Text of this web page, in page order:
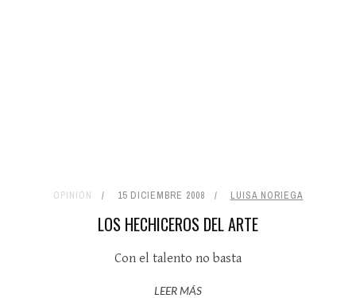
OPINIÓN 15 DICIEMBRE 2008 LUISA NORIEGA
LOS HECHICEROS DEL ARTE
Con el talento no basta
LEER MÁS